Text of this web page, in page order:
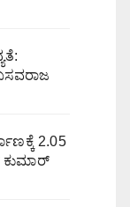
2.05
ಕುಮಾರ್